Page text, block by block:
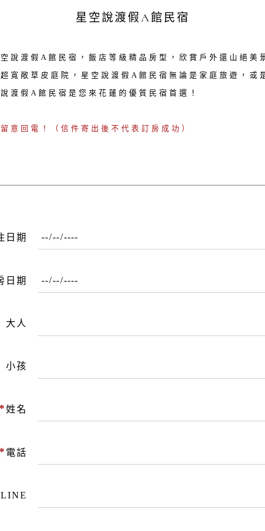
星空說渡假A館民宿
說渡假A館民宿，飯店等級精品房型，欣賞戶外還山絕美
寬敞草皮庭院，星空說渡假A館民宿無論是家庭旅遊，或
渡假A館民宿是您來花蓮的優質民宿首選！
意回電！（信件寄出後不代表訂房成功）
日期
日期
大人
小孩
姓名
電話
LINE